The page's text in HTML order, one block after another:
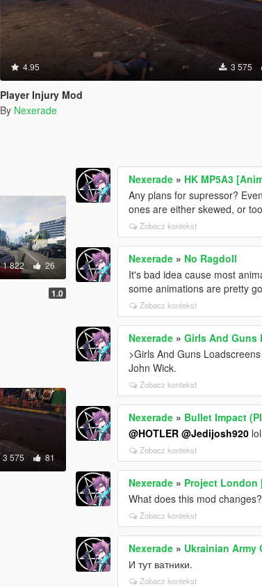
4.95 3 575
Player Injury Mod
By Nexerade
1 822 26
1.0
3 575 81
Nexerade » HK MP5A3
Any plans for supressor?
ones are either skewed, or
Zobacz kontekst
Nexerade » No Ragdoll
It's bad idea cause most
some animations are pretty
Zobacz kontekst
Nexerade »Girls And Guns
>Girls And Guns Loadscreens
John Wick.
Zobacz kontekst
Nexerade » Bullet Impact
@HOTLER @Jedijosh920 lol
Zobacz kontekst
Nexerade » Project London
What does this mod
Zobacz kontekst
Nexerade » Ukrainian Army
И тут ватники.
Zobacz kontekst